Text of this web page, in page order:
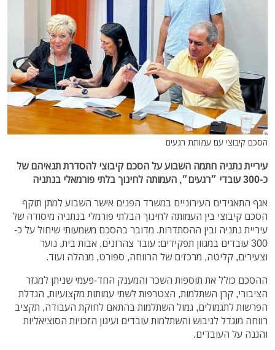
הסכם קיבוצי עם עמותת רגעים
עיריית נתניה חתמה השבוע על הסכם קיבוצי להסדרת תנאיהם של
כ-300 עובדי ״רגעים״, העמותה לחינוך בלתי פורמאלי בנתניה
אגף התאגידים העירוניים במשרד הפנים אישר השבוע למתן תוקף
הסכם קיבוצי בין העמותה לחינוך הבלתי פורמלי בנתניה מיסודה של
עיריית נתניה ובין ההסתדרות. מדובר בהסכם משמעותי שיחול על כ-
300 עובדים במגוון תפקידים: עובד צהרונים, אבות בית, נוער
וצעירים, קליטה, מרכזים של הרווחה, ספורט, מנהלה ועוד.
ההסכם כולל את תוספות השכר והמענק החד-פעמי שניתן למגזר
הציבורי, קרן השתלמות, הצטרפות לשתי עמותות מקצועיות, הגדלת
הפרשות לתגמולים, גמול השתלמות בהתאם לחוקת העבודה, תקציב
רווחה מוגדל לגיבוש והשתלמות עובדים ועיגון הזכויות הסוציאליות
והגנה על העובדים.